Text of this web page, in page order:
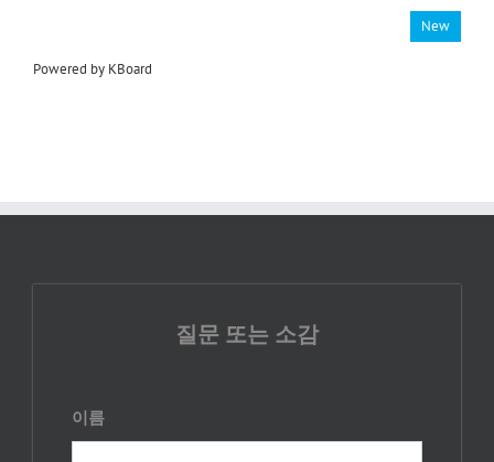
New
Powered by KBoard
질문 또는 소감
이름